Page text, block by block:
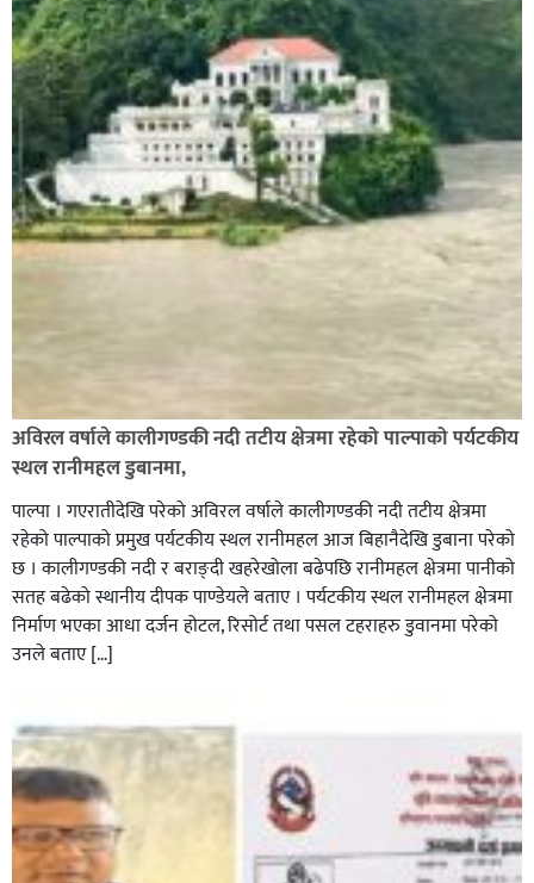
अविरल वर्षाले कालीगण्डकी नदी तटीय क्षेत्रमा रहेको पाल्पाको पर्यटकीय
स्थल रानीमहल डुबानमा,
पाल्पा । गएरातीदेखि परेको अविरल वर्षाले कालीगण्डकी नदी तटीय क्षेत्रमा
रहेको पाल्पाको प्रमुख पर्यटकीय स्थल रानीमहल आज बिहानैदेखि डुबाना परेको
छ । कालीगण्डकी नदी र बराङ्दी खहरेखोला बढेपछि रानीमहल क्षेत्रमा पानीको
सतह बढेको स्थानीय दीपक पाण्डेयले बताए । पर्यटकीय स्थल रानीमहल क्षेत्रमा
निर्माण भएका आधा दर्जन होटल, रिसोर्ट तथा पसल टहराहरु डुवानमा परेको
उनले बताए […]